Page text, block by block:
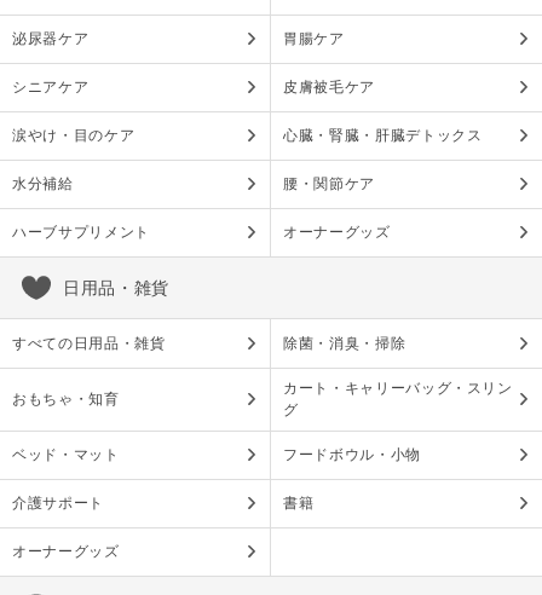
泌尿器ケア 胃腸ケア
シニアケア 皮膚被毛ケア
涙やけ・目のケア 心臓・腎臓・肝臓デトックス
水分補給 腰・関節ケア
ハーブサプリメント オーナーグッズ
日用品・雑貨
すべての日用品・雑貨 除菌・消臭・掃除
おもちゃ・知育
カート・キャリーバッグ・スリン
グ
ベッド・マット フードボウル・小物
介護サポート 書籍
オーナーグッズ